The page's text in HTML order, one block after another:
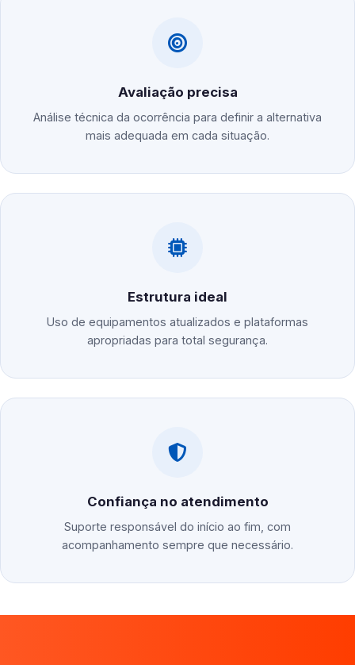
Avaliação precisa
Análise técnica da ocorrência para definir a alternativa
mais adequada em cada situação.
Estrutura ideal
Uso de equipamentos atualizados e plataformas
apropriadas para total segurança.
Confiança no atendimento
Suporte responsável do início ao fim, com
acompanhamento sempre que necessário.